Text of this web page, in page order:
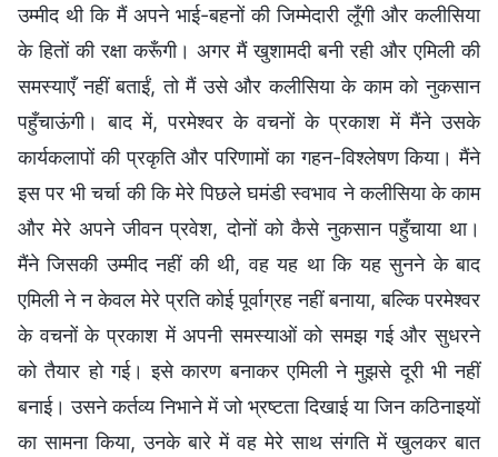
उम्मीद थी कि मैं अपने भाई-बहनों की जिम्मेदारी लूँगी और कलीसिया
के हितों की रक्षा करूँगी। अगर मैं खुशामदी बनी रही और एमिली की
समस्याएँ नहीं बताईं, तो मैं उसे और कलीसिया के काम को नुकसान
पहुँचाऊंगी। बाद में, परमेश्वर के वचनों के प्रकाश में मैंने उसके
कार्यकलापों की प्रकृति और परिणामों का गहन-विश्लेषण किया। मैंने
इस पर भी चर्चा की कि मेरे पिछले घमंडी स्वभाव ने कलीसिया के काम
और मेरे अपने जीवन प्रवेश, दोनों को कैसे नुकसान पहुँचाया था।
मैंने जिसकी उम्मीद नहीं की थी, वह यह था कि यह सुनने के बाद
एमिली ने न केवल मेरे प्रति कोई पूर्वाग्रह नहीं बनाया, बल्कि परमेश्वर
के वचनों के प्रकाश में अपनी समस्याओं को समझ गई और सुधरने
को तैयार हो गई। इसे कारण बनाकर एमिली ने मुझसे दूरी भी नहीं
बनाई। उसने कर्तव्य निभाने में जो भ्रष्टता दिखाई या जिन कठिनाइयों
का सामना किया, उनके बारे में वह मेरे साथ संगति में खुलकर बात